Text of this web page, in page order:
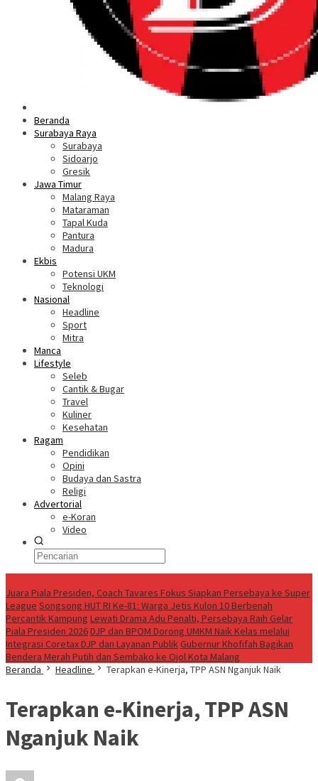
Beranda
Surabaya Raya
Surabaya
Sidoarjo
Gresik
Jawa Timur
Malang Raya
Mataraman
Tapal Kuda
Pantura
Madura
Ekbis
Potensi UKM
Teknologi
Nasional
Headline
Sport
Mitra
Manca
Lifestyle
Seleb
Cantik & Bugar
Travel
Kuliner
Kesehatan
Ragam
Pendidikan
Opini
Budaya dan Sastra
Religi
Advertorial
e-Koran
Video
Juara Piala Presiden, Coach Tavares Fokus Siapkan Persebaya ke Super
League Songsong HUT RI Ke-81: Warga Jetis Kulon 10 Berbenah
Percantik Kampung Lewati Drama Adu Penalti, Persebaya Raih Gelar
Piala Presiden 2026DJP dan BPOM Dorong UMKM Naik Kelas melalui
Integrasi Coretax DJP dan Layanan PublikGubernur Khofifah Bagikan
Bendera Merah Putih dan Sembako ke Ojol Kota Malang
Beranda
Headline Terapkan e-Kinerja, TPP ASN Nganjuk Naik
Terapkan e-Kinerja, TPP ASN
Nganjuk Naik